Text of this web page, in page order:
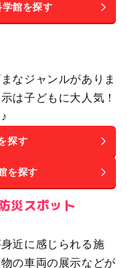
館を探す
なジャンルがありま
は子どもに大人気！
探す
を探す
災スポット
近に感じられる施
の車両の展示などが